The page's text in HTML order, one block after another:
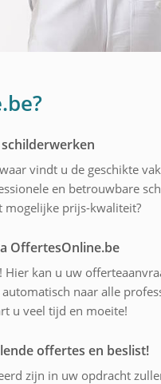
vindt u de geschikte
en betrouwbare
mogelijke prijs-kwaliteit?
OffertesOnline.be
Hier kan u uw
naar alle
u veel tijd en moeite!
offertes en beslist!
zijn in uw opdracht